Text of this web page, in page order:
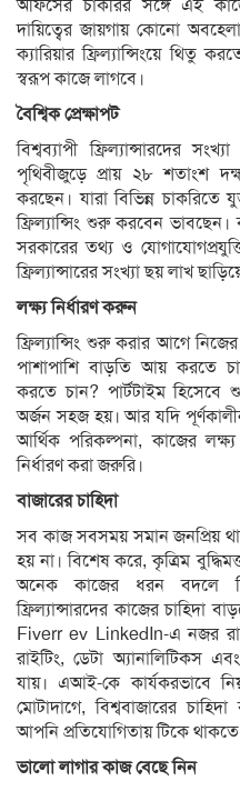
অফিসের চাকরির সঙ্গে এই
দায়িত্বের জায়গায় কোনো
ক্যারিয়ার ফ্রিল্যান্সিংয়ে থিতু
স্বরূপ কাজে লাগবে।
বৈশ্বিক প্রেক্ষাপট
বিশ্বব্যাপী ফ্রিল্যান্সারদের
পৃথিবীজুড়ে প্রায় ২৮ শতাংশ
করছেন। যারা বিভিন্ন
ফ্রিল্যান্সিং শুরু করবেন
সরকারের তথ্য ও
ফ্রিল্যান্সারের সংখ্যা ছয় লাখ
লক্ষ্য নির্ধারণ করুন
ফ্রিল্যান্সিং শুরু করার আগে
পাশাপাশি বাড়তি আয় করতে
করতে চান? পার্টটাইম
অর্জন সহজ হয়। আর যদি
আর্থিক পরিকল্পনা, কাজের
নির্ধারণ করা জরুরি।
বাজারের চাহিদা
সব কাজ সবসময় সমান জনপ্রিয়
হয় না। বিশেষ করে, কৃত্রিম
অনেক কাজের ধরন বদলে
ফ্রিল্যান্সারদের কাজের চাহিদা
Fiverr ev LinkedIn-এ নজর
রাইটিং, ডেটা অ্যানালিটিকস
যায়। এআই-কে কার্যকরভাবে
মোটাদাগে, বিশ্ববাজারের
আপনি প্রতিযোগিতায় টিকে
ভালো লাগার কাজ বেছে নিন